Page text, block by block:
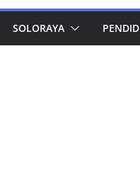
SPEM Akan
SOLORAYA